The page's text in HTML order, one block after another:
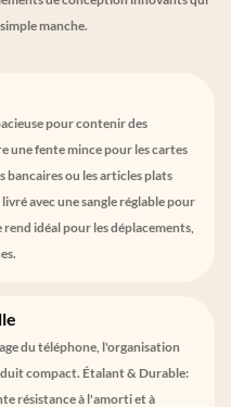
manche.
pour contenir des
une fente mince pour les cartes
bancaires ou les articles plats
avec une sangle réglable pour
idéal pour les déplacements,
du téléphone, l'organisation
compact. Étalant & Durable:
résistance à l'amorti et à